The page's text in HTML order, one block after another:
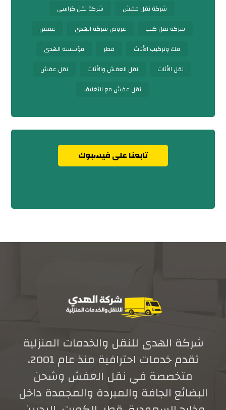
شركة نقل عفش
شركة نقل كراسي
شركة نقل كنب
عروض شركة الهدى
عفش
فك وتركيب الأثاث
قطر
مؤسسة الهدى
نقل الأثاث
نقل العفش والأثاث
نقل عفش
نقل عفش مع التغليف
تابعنا على فيسبوك
شركة الهدى للنقل والخدمات المنزلية
تقدم خدمات احترافية منذ عام 2001،
متخصصة في نقل العفش وشحن
البضائع الجافة والمبردة والمجمدة داخل